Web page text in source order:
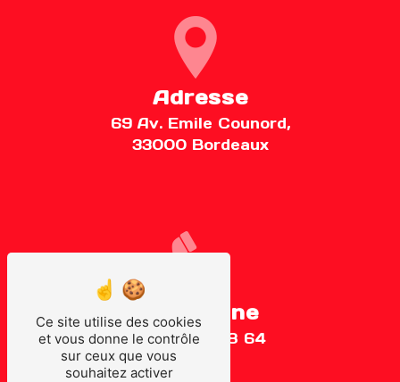
Adresse
69 Av. Emile Counord,
33000 Bordeaux
Téléphone
05 56 69 88 64
Ce site utilise des cookies
et vous donne le contrôle
sur ceux que vous
souhaitez activer